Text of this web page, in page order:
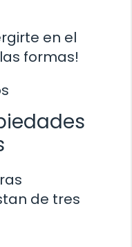
en el
formas!
de tres